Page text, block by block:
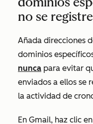
no se
Añada direcciones
dominios
nunca para evitar
enviados a ellos se
la actividad de
En Gmail, haz clic